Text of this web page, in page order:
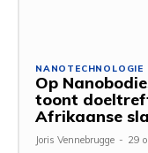
NANOTECHNOLOGIE
Op
toont
Afrikaanse
Joris Vennebrugge - 29